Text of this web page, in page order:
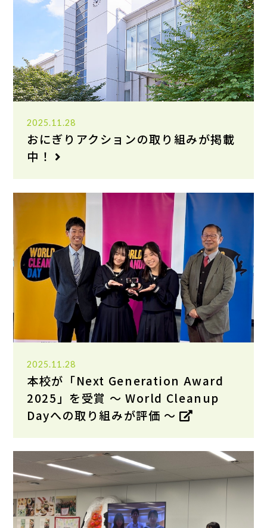
2025.11.28
おにぎりアクションの取り組みが掲載
中！
2025.11.28
本校が「Next Generation Award
2025」を受賞 〜 World Cleanup
Dayへの取り組みが評価 〜